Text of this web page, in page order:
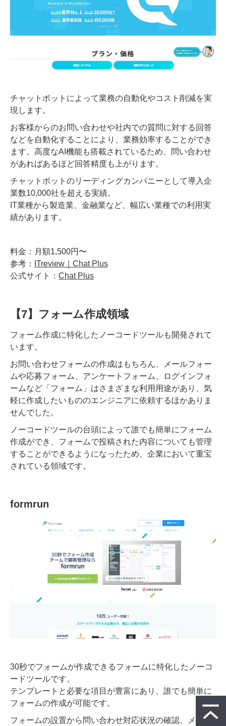
チャットボットによって業務の自動化やコスト削減を実
現します。
お客様からのお問い合わせや社内での質問に対する回答
などを自動化することにより、業務効率することができ
ます。高度なAI機能も搭載されているため、問い合わせ
があればあるほど回答精度も上がります。
チャットボットのリーディングカンパニーとして導入企
業数10,000社を超える実績。
IT業種から製造業、金融業など、幅広い業種での利用実
績があります。
料金：月額1,500円〜
参考：
ITreview｜Chat Plus
公式サイト： Chat Plus
【7】フォーム作成領域
フォーム作成に特化したノーコードツールも開発されて
います。
お問い合わせフォームの作成はもちろん、メールフォー
ムや応募フォーム、アンケートフォーム、ログインフォ
ームなど「フォーム」はさまざまな利用用途があり、気
軽に作成したいもののエンジニアに依頼するほかありま
せんでした。
ノーコードツールの台頭によって誰でも簡単にフォーム
作成ができ、フォームで投稿された内容についても管理
することができるようになったため、企業において重宝
されている領域です。
formrun
30秒でフォームが作成できるフォームに特化したノーコ
ードツールです。
テンプレートと必要な項目が豊富にあり、誰でも簡単に
フォームの作成が可能です。
フォームの設置から問い合わせ対応状況の確認、メール